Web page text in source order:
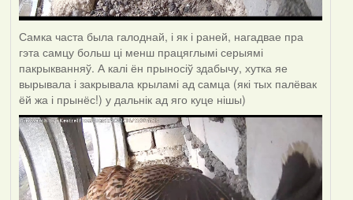
Самка часта была галоднай, і як і раней, нагадвае пра
гэта самцу больш ці менш працяглымі серыямі
пакрыкванняў. А калі ён прыносіў здабычу, хутка яе
вырывала і закрывала крыламі ад самца (які тых палёвак
ёй жа і прынёс!) у дальнік ад яго куце нішы)